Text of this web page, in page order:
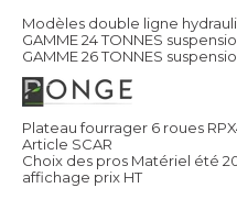
Modèles double ligne
GAMME 24 TONNES
GAMME 26 TONNES
Plateau fourrager 6 roues
Article SCAR
Choix des pros Matériel été
affichage prix HT